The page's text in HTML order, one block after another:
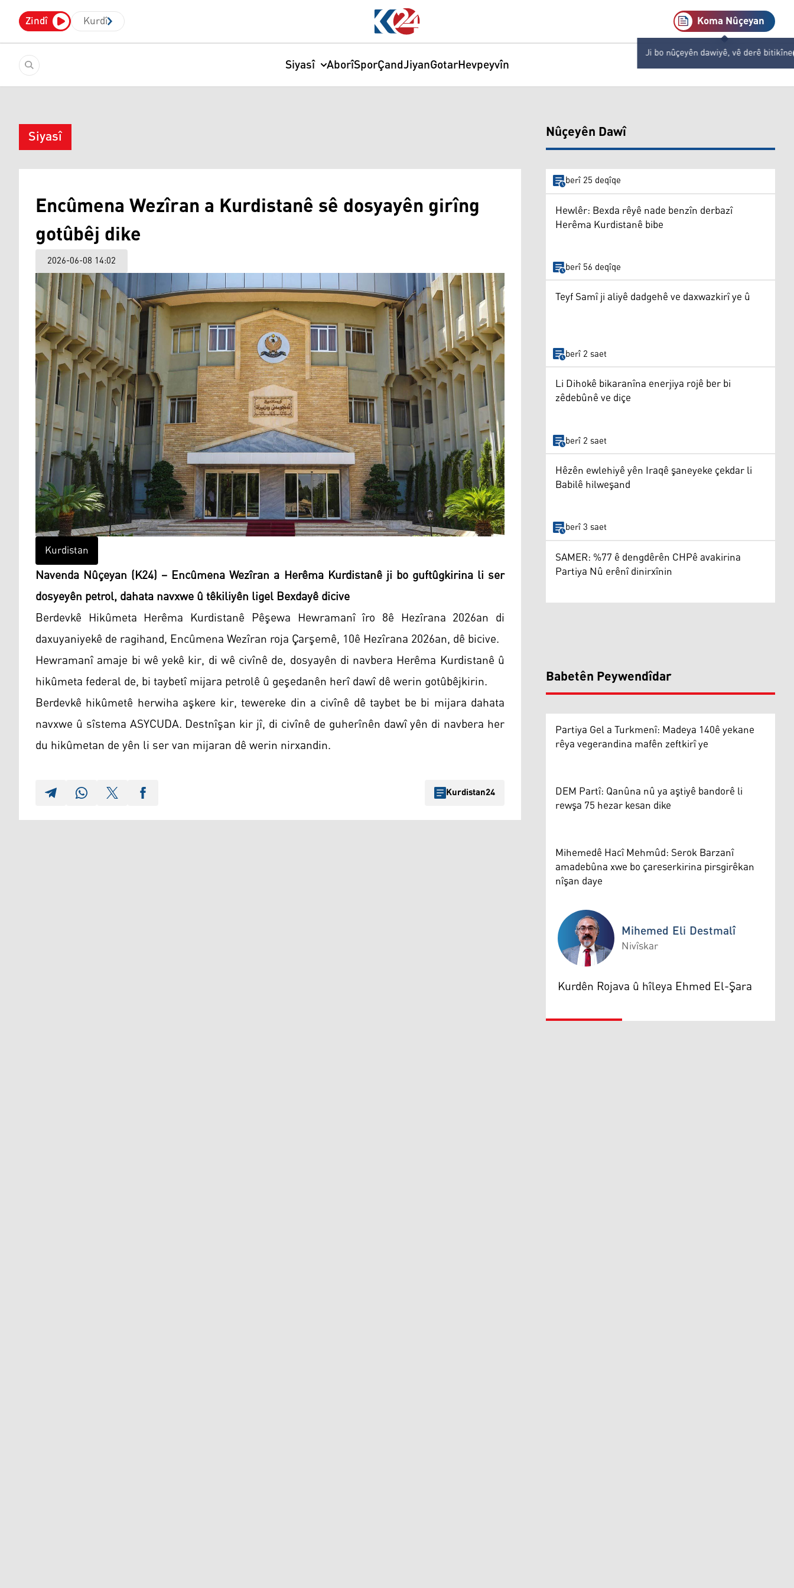
Zindî Kurdî Koma Nûçeyan
Ji bo nûçeyên dawiyê, vê derê bitikîne
Siyasî AborîSporÇandJiyanGotarHevpeyvîn
Siyasî
Encûmena Wezîran a Kurdistanê sê dosyayên girîng
gotûbêj dike
2026-06-08 14:02
Kurdistan
Navenda Nûçeyan (K24) – Encûmena Wezîran a Herêma Kurdistanê ji bo guftûgkirina li ser
dosyeyên petrol, dahata navxwe û têkiliyên ligel Bexdayê dicive
Berdevkê Hikûmeta Herêma Kurdistanê Pêşewa Hewramanî îro 8ê Hezîrana 2026an di
daxuyaniyekê de ragihand, Encûmena Wezîran roja Çarşemê, 10ê Hezîrana 2026an, dê bicive.
Hewramanî amaje bi wê yekê kir, di wê civînê de, dosyayên di navbera Herêma Kurdistanê û
hikûmeta federal de, bi taybetî mijara petrolê û geşedanên herî dawî dê werin gotûbêjkirin.
Berdevkê hikûmetê herwiha aşkere kir, tewereke din a civînê dê taybet be bi mijara dahata
navxwe û sîstema ASYCUDA. Destnîşan kir jî, di civînê de guherînên dawî yên di navbera her
du hikûmetan de yên li ser van mijaran dê werin nirxandin.
Kurdistan24
Nûçeyên Dawî
berî 25 deqîqe
Hewlêr: Bexda rêyê nade benzîn derbazî
Herêma Kurdistanê bibe
berî 56 deqîqe
Teyf Samî ji aliyê dadgehê ve daxwazkirî ye û
berî 2 saet
Li Dihokê bikaranîna enerjiya rojê ber bi
zêdebûnê ve diçe
berî 2 saet
Hêzên ewlehiyê yên Iraqê şaneyeke çekdar li
Babilê hilweşand
berî 3 saet
SAMER: %77 ê dengdêrên CHPê avakirina
Partiya Nû erênî dinirxînin
Babetên Peywendîdar
Partiya Gel a Turkmenî: Madeya 140ê yekane
rêya vegerandina mafên zeftkirî ye
DEM Partî: Qanûna nû ya aştiyê bandorê li
rewşa 75 hezar kesan dike
Mihemedê Hacî Mehmûd: Serok Barzanî
amadebûna xwe bo çareserkirina pirsgirêkan
nîşan daye
Mihemed Eli Destmalî
Mihemed Eli Destmalî
Nivîskar
Kurdên Rojava û hîleya Ehmed El-Şara